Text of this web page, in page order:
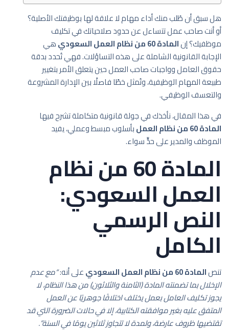
هل سبق أن طُلب منك أداء مهام لا علاقة لها بوظيفتك الأصلية؟
أو أنت صاحب عمل تتساءل عن حدود صلاحياتك في تكليف
موظفيك؟ إنالمادة 60 من نظام العمل السعودي
هي
الإجابة القانونية الشاملة على هذه التساؤلات. فهي تُحدد بدقة
حقوق العامل وواجبات صاحب العمل حين يتعلق الأمر بتغيير
طبيعة المهام الوظيفية، وتُمثل خطًا فاصلًا بين الإدارة المشروعة
والتعسف الوظيفي.
في هذا المقال، نأخذك في جولة قانونية متكاملة تشرح فيها
المادة 60 من نظام العمل
بأسلوب مبسط وعملي، يفيد
الموظف والمدير على حدٍّ سواء.
المادة 60 من نظام
العمل السعودي:
النص الرسمي
الكامل
تنصالمادة 60 من نظام العمل السعودي على أنه:“مع عدم
الإخلال بما تضمنته المادة (الثامنة والثلاثون) من هذا النظام، لا
يجوز تكليف العامل بعمل يختلف اختلافًا جوهريًا عن العمل
المتفق عليه بغير موافقته الكتابية، إلا في حالات الضرورة التي قد
تقتضيها ظروف عارضة، ولمدة لا تتجاوز ثلاثين يومًا في السنة”.